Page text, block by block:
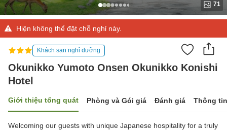
71
Hiện không thể đặt chỗ nghỉ này.
Khách sạn nghỉ dưỡng
Okunikko Yumoto Onsen Okunikko Konishi
Hotel
Giới thiệu tổng quát Phòng và Gói giá Đánh giá Thông
Welcoming our guests with unique Japanese hospitality for a truly